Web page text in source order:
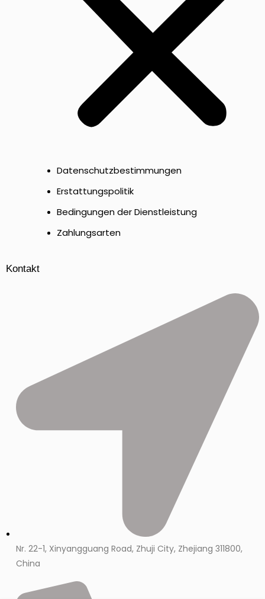
Datenschutzbestimmungen
Erstattungspolitik
Bedingungen der Dienstleistung
Zahlungsarten
Kontakt
Nr. 22-1, Xinyangguang Road, Zhuji City, Zhejiang 311800,
China